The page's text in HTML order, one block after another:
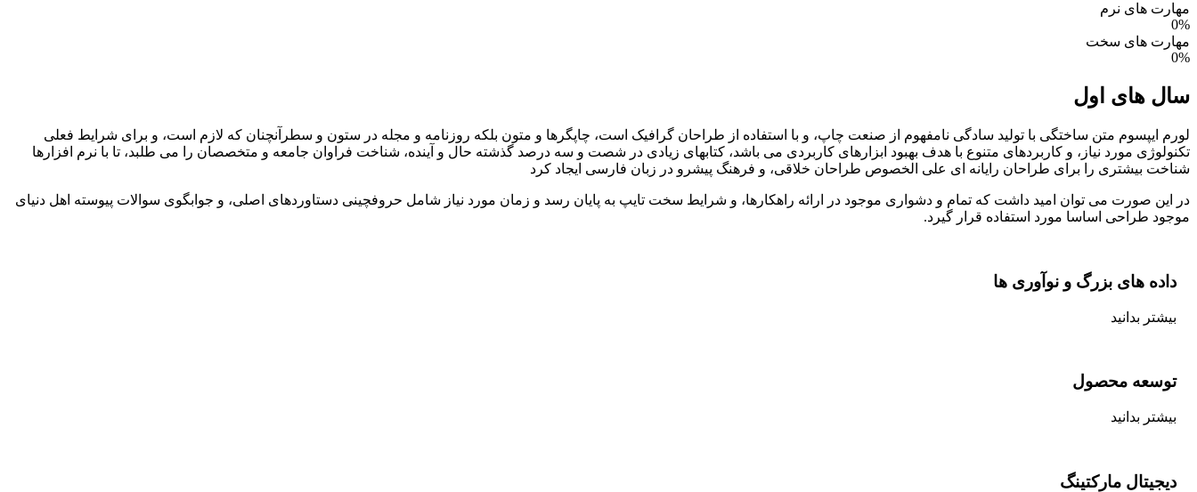
مهارت های نرم
0%
مهارت های سخت
0%
سال های اول
لورم ایپسوم متن ساختگی با تولید سادگی نامفهوم از صنعت چاپ، و با استفاده از طراحان گرافیک است، چاپگرها و متون بلکه روزنامه و مجله در ستون و سطرآنچنان که لازم است، و برای شرایط فعلی
تکنولوژی مورد نیاز، و کاربردهای متنوع با هدف بهبود ابزارهای کاربردی می باشد، کتابهای زیادی در شصت و سه درصد گذشته حال و آینده، شناخت فراوان جامعه و متخصصان را می طلبد، تا با نرم افزارها
شناخت بیشتری را برای طراحان رایانه ای علی الخصوص طراحان خلاقی، و فرهنگ پیشرو در زبان فارسی ایجاد کرد
در این صورت می توان امید داشت که تمام و دشواری موجود در ارائه راهکارها، و شرایط سخت تایپ به پایان رسد و زمان مورد نیاز شامل حروفچینی دستاوردهای اصلی، و جوابگوی سوالات پیوسته اهل دنیای
موجود طراحی اساسا مورد استفاده قرار گیرد.
داده های بزرگ و نوآوری ها
بیشتر بدانید
توسعه محصول
بیشتر بدانید
دیجیتال مارکتینگ